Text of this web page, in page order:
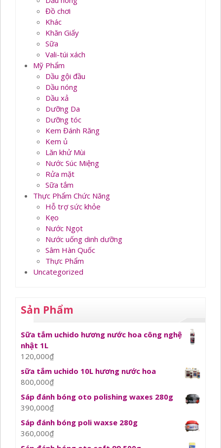
Đồ chơi
Khác
Khăn Giấy
Sữa
Vali-túi xách
Mỹ Phẩm
Dầu gội đầu
Dầu nóng
Dầu xả
Dưỡng Da
Dưỡng tóc
Kem Đánh Răng
Kem ủ
Lăn khử Mùi
Nước Súc Miệng
Rửa mặt
Sữa tắm
Thực Phẩm Chức Năng
Hỗ trợ sức khỏe
Kẹo
Nước Ngọt
Nước uống dinh dưỡng
Sâm Hàn Quốc
Thực Phẩm
Uncategorized
Sản Phẩm
Sữa tắm uchido hương nước hoa công nghệ
nhật 1L
120,000₫
sữa tắm uchido 10L hương nước hoa
800,000₫
Sáp đánh bóng oto polishing waxes 280g
390,000₫
Sáp đánh bóng poli waxse 280g
360,000₫